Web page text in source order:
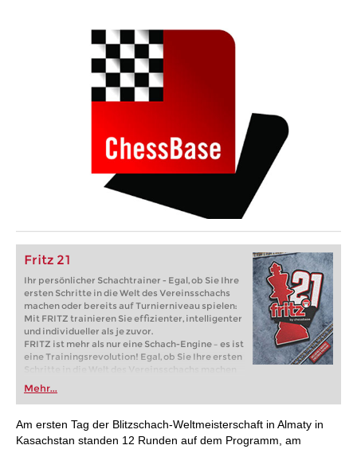
Fritz 21
Ihr persönlicher Schachtrainer - Egal, ob Sie Ihre
ersten Schritte in die Welt des Vereinsschachs
machen oder bereits auf Turnierniveau spielen:
Mit FRITZ trainieren Sie effizienter, intelligenter
und individueller als je zuvor.
FRITZ ist mehr als nur eine Schach-Engine – es ist
eine Trainingsrevolution! Egal, ob Sie Ihre ersten
Schritte in die Welt des Vereinsschachs machen
oder bereits auf Turnierniveau spielen: Mit
FRITZ trainieren Sie effizienter, intelligenter und
individueller als je zuvor.
Mehr...
Am ersten Tag der Blitzschach-Weltmeisterschaft in Almaty in
Kasachstan standen 12 Runden auf dem Programm, am